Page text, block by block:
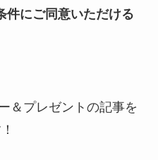
にご同意いただける
＆プレゼントの記事を